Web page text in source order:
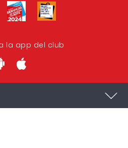
la app del club